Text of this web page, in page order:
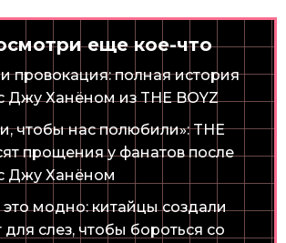
еще кое-что
провокация: полная история
Джу Ханёном из THE BOYZ
чтобы нас полюбили»: THE
прощения у фанатов после
Джу Ханёном
модно: китайцы создали
для слез, чтобы бороться со